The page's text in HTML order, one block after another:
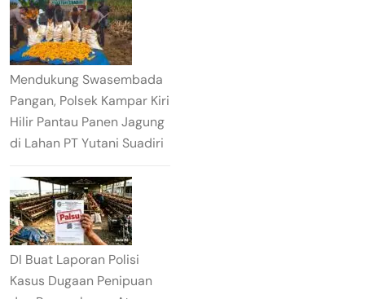
Mendukung Swasembada
Pangan, Polsek Kampar Kiri
Hilir Pantau Panen Jagung
di Lahan PT Yutani Suadiri
DI Buat Laporan Polisi
Kasus Dugaan Penipuan